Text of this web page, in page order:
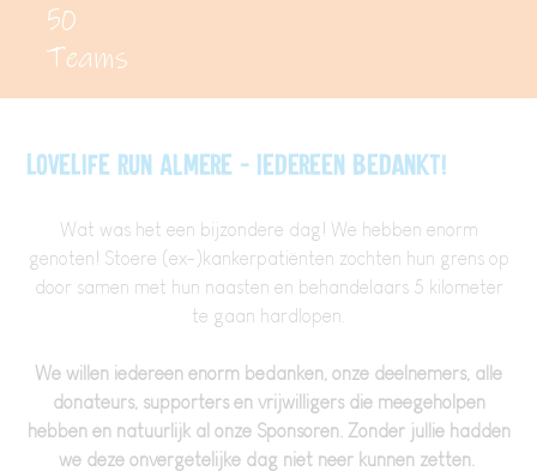
50
Teams
LoveLife Run Almere - Iedereen bedankt!
Wat was het een bijzondere dag! We hebben enorm
genoten! Stoere (ex-)kankerpatiënten zochten hun grens op
door samen met hun naasten en behandelaars 5 kilometer
te gaan hardlopen.
We willen iedereen enorm bedanken, onze deelnemers, alle
donateurs, supporters en vrijwilligers die meegeholpen
hebben en natuurlijk al onze Sponsoren. Zonder jullie hadden
we deze onvergetelijke dag niet neer kunnen zetten.